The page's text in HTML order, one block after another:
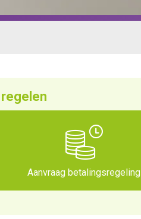
Aanvraag betalingsregeling